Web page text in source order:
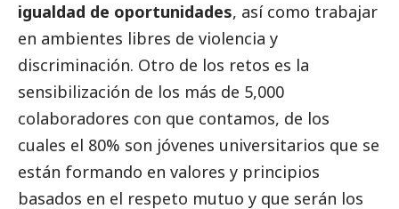
igualdad de oportunidades, así como trabajar
en ambientes libres de violencia y
discriminación. Otro de los retos es la
sensibilización de los más de 5,000
colaboradores con que contamos, de los
cuales el 80% son jóvenes universitarios que se
están formando en valores y principios
basados en el respeto mutuo y que serán los